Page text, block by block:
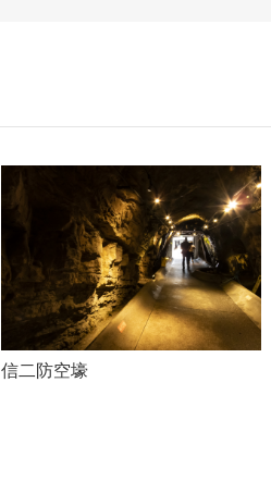
信二防空壕